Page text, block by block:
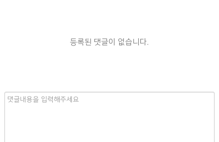
등록된 댓글이 없습니다.
내